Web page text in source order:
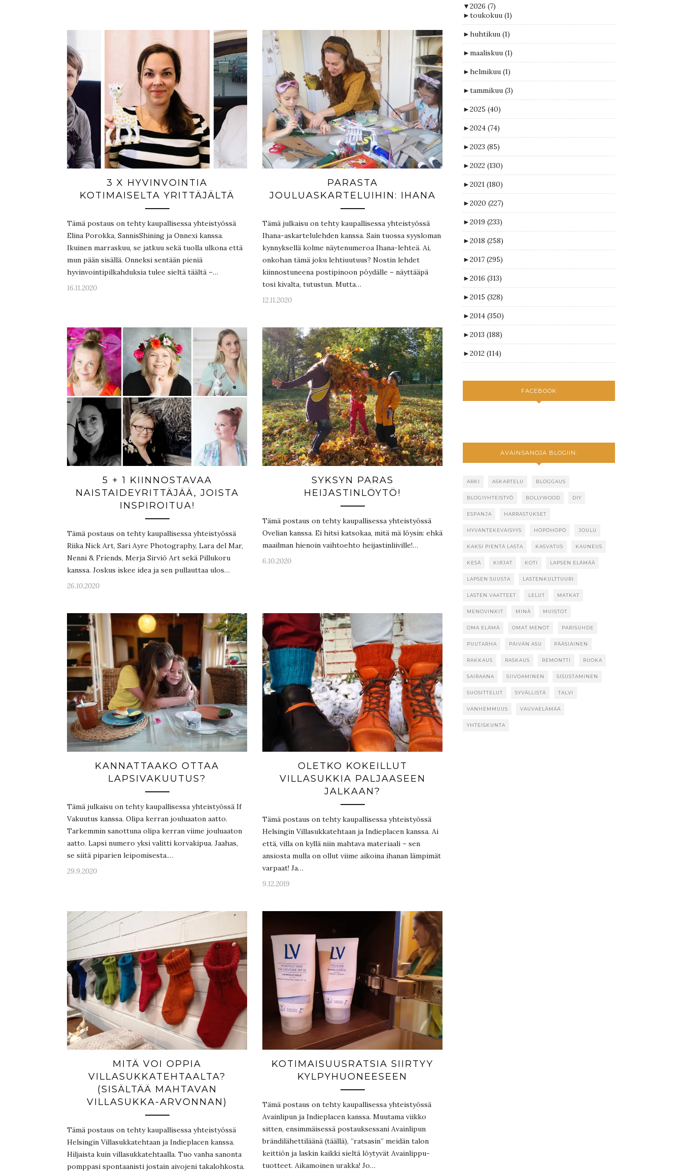
3 X HYVINVOINTIA
KOTIMAISELTA YRITTÄJÄLTÄ
Tämä postaus on tehty kaupallisessa yhteistyössä
Elina Porokka, SannisShining ja Onnexi kanssa.
Ikuinen marraskuu, se jatkuu sekä tuolla ulkona että
mun pään sisällä. Onneksi sentään pieniä
hyvinvointipilkahduksia tulee sieltä täältä –…
16.11.2020
PARASTA
JOULUASKARTELUIHIN: IHANA
Tämä julkaisu on tehty kaupallisessa yhteistyössä
Ihana-askartelulehden kanssa. Sain tuossa syysloman
kynnyksellä kolme näytenumeroa Ihana-lehteä. Ai,
onkohan tämä joku lehtiuutuus? Nostin lehdet
kiinnostuneena postipinoon pöydälle – näyttääpä
tosi kivalta, tutustun. Mutta…
12.11.2020
5 + 1 KIINNOSTAVAA
NAISTAIDEYRITTÄJÄÄ, JOISTA
INSPIROITUA!
Tämä postaus on tehty kaupallisessa yhteistyössä
Riika Nick Art, Sari Ayre Photography, Lara del Mar,
Nenni & Friends, Merja Sirviö Art sekä Pillukoru
kanssa. Joskus iskee idea ja sen pullauttaa ulos…
26.10.2020
SYKSYN PARAS
HEIJASTINLÖYTÖ!
Tämä postaus on tehty kaupallisessa yhteistyössä
Ovelian kanssa. Ei hitsi katsokaa, mitä mä löysin: ehkä
maailman hienoin vaihtoehto heijastinliiville!…
6.10.2020
KANNATTAAKO OTTAA
LAPSIVAKUUTUS?
Tämä julkaisu on tehty kaupallisessa yhteistyössä If
Vakuutus kanssa. Olipa kerran jouluaaton aatto.
Tarkemmin sanottuna olipa kerran viime jouluaaton
aatto. Lapsi numero yksi valitti korvakipua. Jaahas,
se siitä piparien leipomisesta.…
29.9.2020
OLETKO KOKEILLUT
VILLASUKKIA PALJAASEEN
JALKAAN?
Tämä postaus on tehty kaupallisessa yhteistyössä
Helsingin Villasukkatehtaan ja Indieplacen kanssa. Ai
että, villa on kyllä niin mahtava materiaali – sen
ansiosta mulla on ollut viime aikoina ihanan lämpimät
varpaat! Ja…
9.12.2019
MITÄ VOI OPPIA
VILLASUKKATEHTAALTA?
(SISÄLTÄÄ MAHTAVAN
VILLASUKKA-ARVONNAN)
Tämä postaus on tehty kaupallisessa yhteistyössä
Helsingin Villasukkatehtaan ja Indieplacen kanssa.
Hiljaista kuin villasukkatehtaalla. Tuo vanha sanonta
pomppasi spontaanisti jostain aivojeni takalohkosta.
KOTIMAISUUSRATSIA SIIRTYY
KYLPYHUONEESEEN
Tämä postaus on tehty kaupallisessa yhteistyössä
Avainlipun ja Indieplacen kanssa. Muutama viikko
sitten, ensimmäisessä postauksessani Avainlipun
brändilähettiläänä (täällä), ”ratsasin” meidän talon
keittiön ja laskin kaikki sieltä löytyvät Avainlippu-
tuotteet. Aikamoinen urakka! Jo…
▼2026 (7)
►toukokuu (1)
►huhtikuu (1)
►maaliskuu (1)
►helmikuu (1)
►tammikuu (3)
►2025 (40)
►2024 (74)
►2023 (85)
►2022 (130)
►2021 (180)
►2020 (227)
►2019 (233)
►2018 (258)
►2017 (295)
►2016 (313)
►2015 (328)
►2014 (350)
►2013 (188)
►2012 (114)
FACEBOOK
AVAINSANOJA BLOGIIN:
ARKI ASKARTELU BLOGGAUS
BLOGIYHTEISTYÖ BOLLYWOOD DIY
ESPANJA HARRASTUKSET
HYVÄNTEKEVÄISYYS HÖPÖHÖPÖ JOULU
KAKSI PIENTÄ LASTA KASVATUS KAUNEUS
KESÄ KIRJAT KOTI LAPSEN ELÄMÄÄ
LAPSEN SUUSTA LASTENKULTTUURI
LASTEN VAATTEET LELUT MATKAT
MENOVINKIT MINÄ MUISTOT
OMA ELÄMÄ OMAT MENOT PARISUHDE
PUUTARHA PÄIVÄN ASU PÄÄSIÄINEN
RAKKAUS RASKAUS REMONTTI RUOKA
SAIRAANA SIIVOAMINEN SISUSTAMINEN
SUOSITTELUT SYVÄLLISTÄ TALVI
VANHEMMUUS VAUVAELÄMÄÄ
YHTEISKUNTA